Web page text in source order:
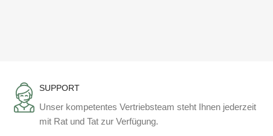
SUPPORT
Unser kompetentes Vertriebsteam steht Ihnen jederzeit
mit Rat und Tat zur Verfügung.